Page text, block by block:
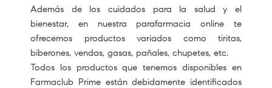
Además de los cuidados para la salud y el
bienestar, en nuestra parafarmacia online te
ofrecemos productos variados como tiritas,
biberones, vendas, gasas, pañales, chupetes, etc.
Todos los productos que tenemos disponibles en
Farmaclub Prime están debidamente identificados